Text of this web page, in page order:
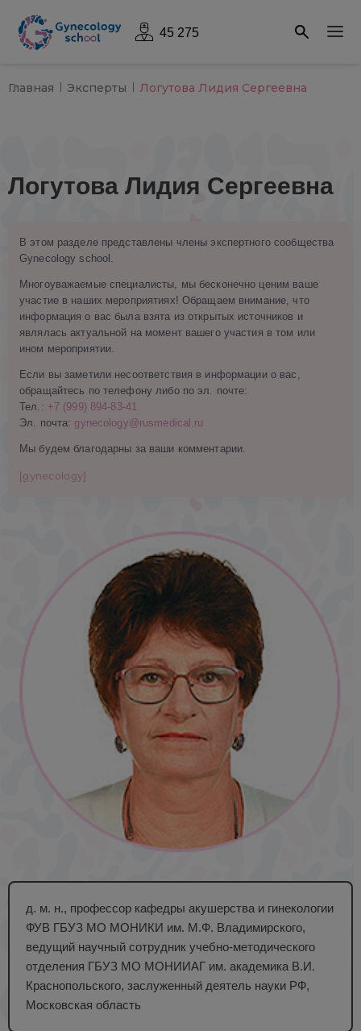
45 275
Главная Эксперты Логутова Лидия Сергеевна
Логутова Лидия Сергеевна
В этом разделе представлены члены экспертного сообщества
Gynecology school.
Многоуважаемые специалисты, мы бесконечно ценим ваше
участие в наших мероприятиях! Обращаем внимание, что
информация о вас была взята из открытых источников и
являлась актуальной на момент вашего участия в том или
ином мероприятии.
Если вы заметили несоответствия в информации о вас,
обращайтесь по телефону либо по эл. почте:
Тел.: +7 (999) 894-83-41
Эл. почта: gynecology@rusmedical.ru
Мы будем благодарны за ваши комментарии.
[gynecology]
д. м. н., профессор кафедры акушерства и гинекологии
ФУВ ГБУЗ МО МОНИКИ им. М.Ф. Владимирского,
ведущий научный сотрудник учебно-методического
отделения ГБУЗ МО МОНИИАГ им. академика В.И.
Краснопольского, заслуженный деятель науки РФ,
Московская область